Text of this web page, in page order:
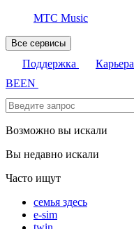
МТС Music
Все сервисы
Поддержка
Карьера
BEEN
Возможно вы искали
Вы недавно искали
Часто ищут
семья здесь
e-sim